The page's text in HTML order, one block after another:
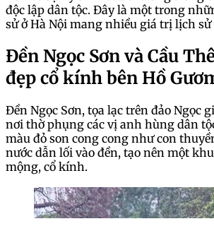
độc lập dân tộc. Đây là một trong
sử ở Hà Nội mang nhiều giá trị lịch
Đền Ngọc Sơn và Cầu
đẹp cổ kính bên Hồ
Đền Ngọc Sơn, tọa lạc trên đảo Ngọc
nơi thờ phụng các vị anh hùng dân
màu đỏ son cong cong như con
nước dẫn lối vào đền, tạo nên một
mộng, cổ kính.